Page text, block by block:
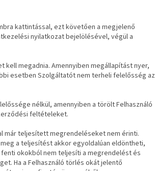
kattintással, ezt követően a megjelenő
nyilatkozat bejelölésével, végül a
megadnia. Amennyiben megállapítást nyer,
esetben Szolgáltatót nem terheli felelősség az
nélkül, amennyiben a törölt Felhasználó
feltételeket.
már teljesített megrendeléseket nem érinti.
a teljesítést akkor egyoldalúan eldöntheti,
okokból nem teljesíti a megrendelést és
Ha a Felhasználó törlés okát jelentő